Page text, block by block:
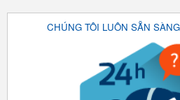
CHÚNG TÔI LUÔN SẴN